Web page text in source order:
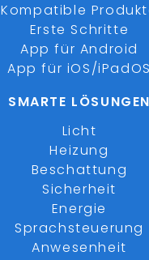
Kompatible
Erste Schritte
App für Android
App für iOS/iPadOS
SMARTE LÖSUNGEN
Licht
Heizung
Beschattung
Sicherheit
Energie
Sprachsteuerung
Anwesenheit